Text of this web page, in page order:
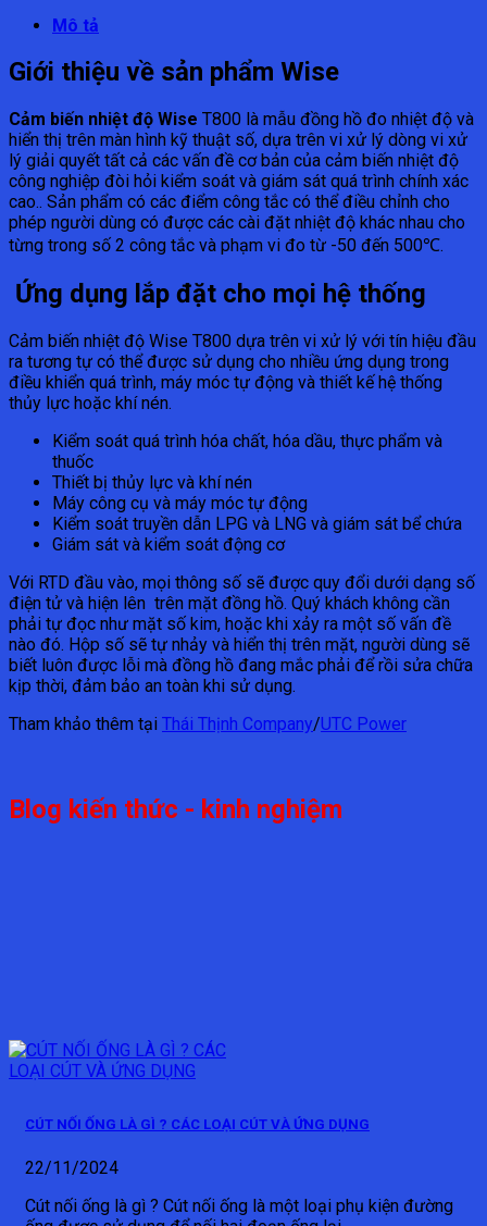
Mô tả
Giới thiệu về sản phẩm Wise
Cảm biến nhiệt độ Wise T800 là mẫu đồng hồ đo nhiệt độ và
hiển thị trên màn hình kỹ thuật số, dựa trên vi xử lý dòng vi xử
lý giải quyết tất cả các vấn đề cơ bản của cảm biến nhiệt độ
công nghiệp đòi hỏi kiểm soát và giám sát quá trình chính xác
cao.. Sản phẩm có các điểm công tắc có thể điều chỉnh cho
phép người dùng có được các cài đặt nhiệt độ khác nhau cho
từng trong số 2 công tắc và phạm vi đo từ -50 đến 500℃.
Ứng dụng lắp đặt cho mọi hệ thống
Cảm biến nhiệt độ Wise T800 dựa trên vi xử lý với tín hiệu đầu
ra tương tự có thể được sử dụng cho nhiều ứng dụng trong
điều khiển quá trình, máy móc tự động và thiết kế hệ thống
thủy lực hoặc khí nén.
Kiểm soát quá trình hóa chất, hóa dầu, thực phẩm và
thuốc
Thiết bị thủy lực và khí nén
Máy công cụ và máy móc tự động
Kiểm soát truyền dẫn LPG và LNG và giám sát bể chứa
Giám sát và kiểm soát động cơ
Với RTD đầu vào, mọi thông số sẽ được quy đổi dưới dạng số
điện tử và hiện lên trên mặt đồng hồ. Quý khách không cần
phải tự đọc như mặt số kim, hoặc khi xảy ra một số vấn đề
nào đó. Hộp số sẽ tự nhảy và hiển thị trên mặt, người dùng sẽ
biết luôn được lỗi mà đồng hồ đang mắc phải để rồi sửa chữa
kịp thời, đảm bảo an toàn khi sử dụng.
Tham khảo thêm tại Thái Thịnh Company/UTC Power
Blog kiến thức - kinh nghiệm
CÚT NỐI ỐNG LÀ GÌ ? CÁC LOẠI CÚT VÀ ỨNG DỤNG
22/11/2024
Cút nối ống là gì ? Cút nối ống là một loại phụ kiện đường